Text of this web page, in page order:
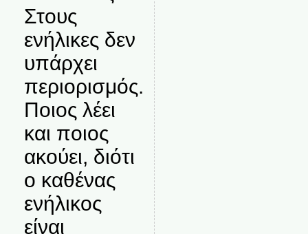
Στους
ενήλικες δεν
υπάρχει
περιορισμός.
Ποιος λέει
και ποιος
ακούει, διότι
ο καθένας
ενήλικος
είναι